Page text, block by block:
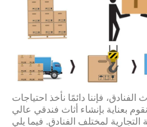
الفنادق، فإننا دائمًا نأخذ احتياجات
بعناية بإنشاء أثاث فندقي عالي
لمختلف الفنادق. فيما يلي